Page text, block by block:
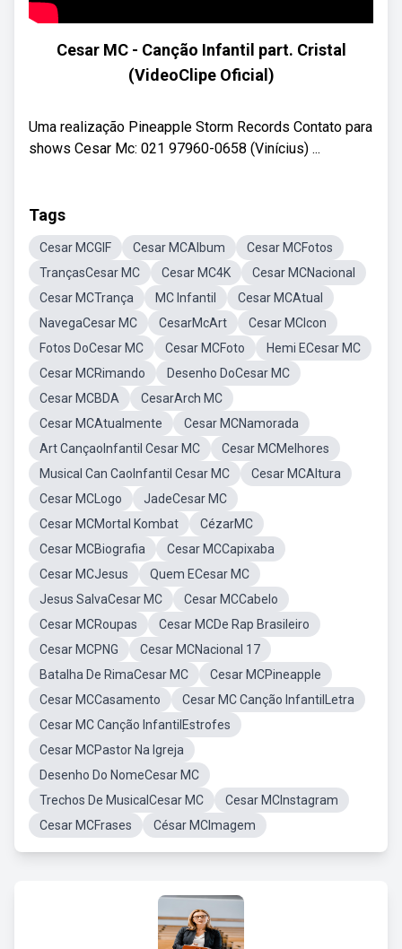
Cesar MC - Canção Infantil part. Cristal
(VideoClipe Oficial)
Uma realização Pineapple Storm Records Contato para
shows Cesar Mc: 021 97960-0658 (Vinícius) ...
Tags
Cesar MCGIF Cesar MCAlbum
Cesar MCFotos
TrançasCesar MC
Cesar MC4K
Cesar MCNacional
Cesar MCTrança
MC Infantil
Cesar MCAtual
NavegaCesar MC
CesarMcArt
Cesar MCIcon
Fotos DoCesar MC
Cesar MCFoto
Hemi ECesar MC
Cesar MCRimando
Desenho DoCesar MC
Cesar MCBDA
CesarArch MC
Cesar MCAtualmente
Cesar MCNamorada
Art CançaoInfantil Cesar MC
Cesar MCMelhores
Musical Can CaoInfantil Cesar MC
Cesar MCAltura
Cesar MCLogo
JadeCesar MC
Cesar MCMortal Kombat
CézarMC
Cesar MCBiografia
Cesar MCCapixaba
Cesar MCJesus
Quem ECesar MC
Jesus SalvaCesar MC
Cesar MCCabelo
Cesar MCRoupas
Cesar MCDe Rap Brasileiro
Cesar MCPNG
Cesar MCNacional 17
Batalha De RimaCesar MC
Cesar MCPineapple
Cesar MCCasamento
Cesar MC Canção InfantilLetra
Cesar MC Canção InfantilEstrofes
Cesar MCPastor Na Igreja
Desenho Do NomeCesar MC
Trechos De MusicalCesar MC
Cesar MCInstagram
Cesar MCFrases
César MCImagem